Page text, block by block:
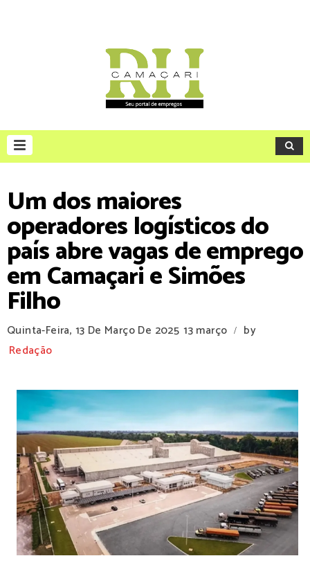
Um dos maiores
operadores logísticos do
país abre vagas de emprego
em Camaçari e Simões
Filho
Quinta-Feira, 13 De Março De 2025 13 março /
by
Redação